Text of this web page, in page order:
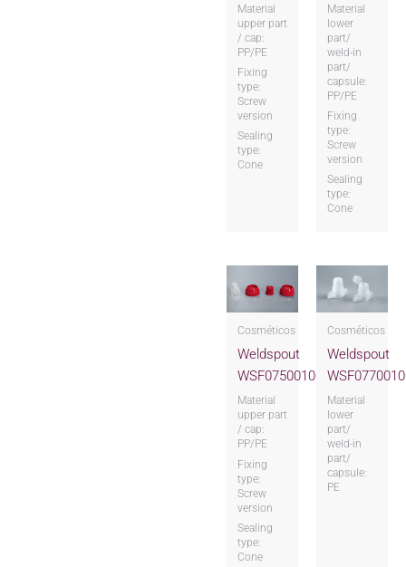
Material
upper part
/ cap:
PP/PE
Fixing
type:
Screw
version
Sealing
type:
Cone
Material
lower
part/
weld-in
part/
capsule:
PP/PE
Fixing
type:
Screw
version
Sealing
type:
Cone
Cosméticos
Weldspout
WSF075001000XXXTL
Material
upper part
/ cap:
PP/PE
Fixing
type:
Screw
version
Sealing
type:
Cone
Cosméticos
Weldspout
Material
lower
part/
weld-in
part/
capsule:
PE